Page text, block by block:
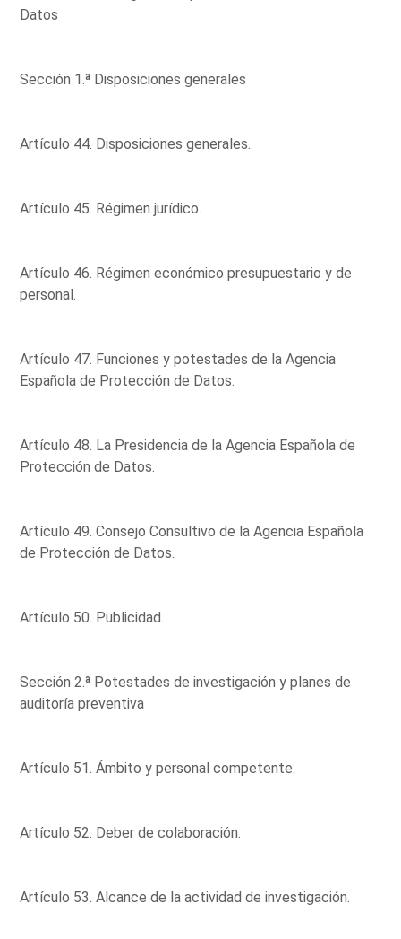
Datos
Sección 1.ª Disposiciones generales
Artículo 44. Disposiciones generales.
Artículo 45. Régimen jurídico.
Artículo 46. Régimen económico presupuestario y de
personal.
Artículo 47. Funciones y potestades de la Agencia
Española de Protección de Datos.
Artículo 48. La Presidencia de la Agencia Española de
Protección de Datos.
Artículo 49. Consejo Consultivo de la Agencia Española
de Protección de Datos.
Artículo 50. Publicidad.
Sección 2.ª Potestades de investigación y planes de
auditoría preventiva
Artículo 51. Ámbito y personal competente.
Artículo 52. Deber de colaboración.
Artículo 53. Alcance de la actividad de investigación.